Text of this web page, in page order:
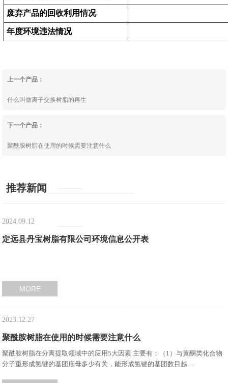
废弃产品的回收利用情况
年度环境违法情况
上一个产品：
什么叫做离子交换树脂的再生
下一个产品：
聚酰胺树脂在使用的时候需要注意什么
推荐新闻
2024.09.12
定远县丹宝树脂有限公司环境信息公开表
MORE
2023.12.27
聚酰胺树脂在使用的时候需要注意什么
聚酰胺树脂在分离提取领域中的应用5大因素 主要有：（1）与黄酮类化合物
分子重形成氢键的基团庶母多少有关，能形成氢键的基团数目越…